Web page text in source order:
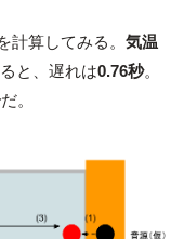
計算してみる。 気温
と、遅れは0.76秒。
だ。